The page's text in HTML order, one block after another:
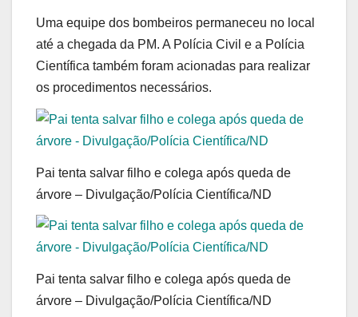
Uma equipe dos bombeiros permaneceu no local
até a chegada da PM. A Polícia Civil e a Polícia
Científica também foram acionadas para realizar
os procedimentos necessários.
Pai tenta salvar filho e colega após queda de
árvore – Divulgação/Polícia Científica/ND
Pai tenta salvar filho e colega após queda de
árvore – Divulgação/Polícia Científica/ND